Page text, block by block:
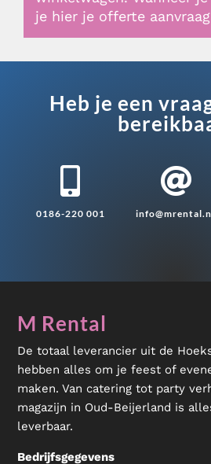
je hier je offerte
Heb je een

0186-220 001

M Rental
De totaal leverancier uit de
hebben alles om je feest of
maken. Van catering tot party
magazijn in Oud-Beijerland is
leverbaar.
Bedrijfsgegevens